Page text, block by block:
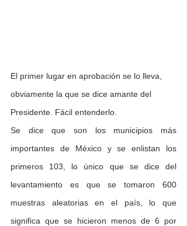
El primer lugar en aprobación se lo lleva,
obviamente la que se dice amante del
Presidente. Fácil entenderlo.
Se dice que son los municipios más
importantes de México y se enlistan los
primeros 103, lo único que se dice del
levantamiento es que se tomaron 600
muestras aleatorias en el país, lo que
significa que se hicieron menos de 6 por